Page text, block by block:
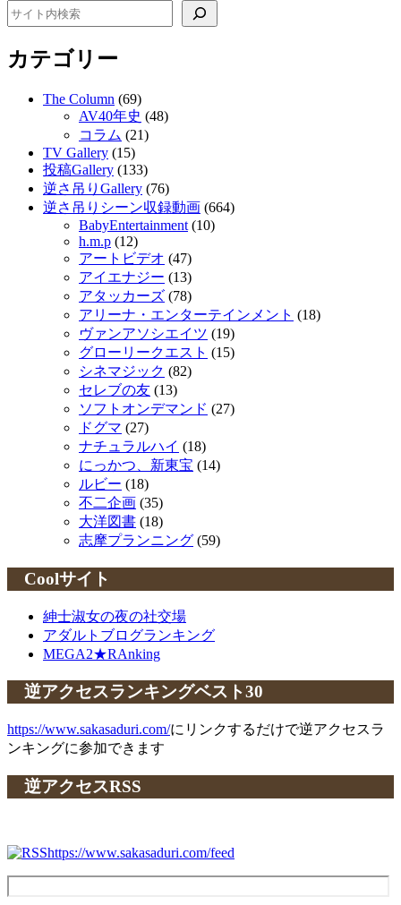
検索
カテゴリー
The Column (69)
AV40年史 (48)
コラム (21)
TV Gallery (15)
投稿Gallery (133)
逆さ吊りGallery (76)
逆さ吊りシーン収録動画 (664)
BabyEntertainment (10)
h.m.p (12)
アートビデオ (47)
アイエナジー (13)
アタッカーズ (78)
アリーナ・エンターテインメント (18)
ヴァンアソシエイツ (19)
グローリークエスト (15)
シネマジック (82)
セレブの友 (13)
ソフトオンデマンド (27)
ドグマ (27)
ナチュラルハイ (18)
にっかつ、新東宝 (14)
ルビー (18)
不二企画 (35)
大洋図書 (18)
志摩プランニング (59)
Coolサイト
紳士淑女の夜の社交場
アダルトブログランキング
MEGA2★RAnking
逆アクセスランキングベスト30
https://www.sakasaduri.com/にリンクするだけで逆アクセスラ
ンキングに参加できます
逆アクセスRSS
https://www.sakasaduri.com/feed